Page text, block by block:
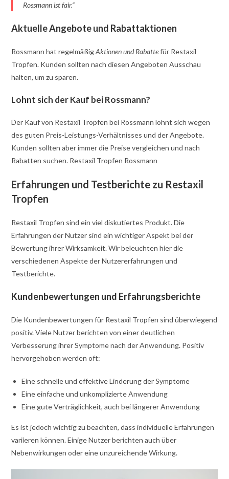
Rossmann ist fair.“
Aktuelle Angebote und Rabattaktionen
Rossmann hat regelmäßigAktionen und Rabattefür Restaxil
Tropfen. Kunden sollten nach diesen Angeboten Ausschau
halten, um zu sparen.
Lohnt sich der Kauf bei Rossmann?
Der Kauf von Restaxil Tropfen bei Rossmann lohnt sich wegen
des guten Preis-Leistungs-Verhältnisses und der Angebote.
Kunden sollten aber immer die Preise vergleichen und nach
Rabatten suchen. Restaxil Tropfen Rossmann
Erfahrungen und Testberichte zu Restaxil
Tropfen
Restaxil Tropfen sind ein viel diskutiertes Produkt. Die
Erfahrungen der Nutzer sind ein wichtiger Aspekt bei der
Bewertung ihrer Wirksamkeit. Wir beleuchten hier die
verschiedenen Aspekte der Nutzererfahrungen und
Testberichte.
Kundenbewertungen und Erfahrungsberichte
Die Kundenbewertungen für Restaxil Tropfen sind überwiegend
positiv. Viele Nutzer berichten von einer deutlichen
Verbesserung ihrer Symptome nach der Anwendung. Positiv
hervorgehoben werden oft:
Eine schnelle und effektive Linderung der Symptome
Eine einfache und unkomplizierte Anwendung
Eine gute Verträglichkeit, auch bei längerer Anwendung
Es ist jedoch wichtig zu beachten, dass individuelle Erfahrungen
variieren können. Einige Nutzer berichten auch über
Nebenwirkungen oder eine unzureichende Wirkung.